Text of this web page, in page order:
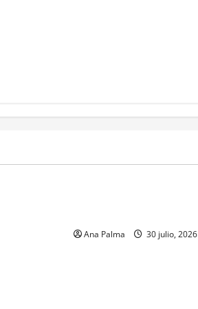
Ana Palma 30 julio, 2026